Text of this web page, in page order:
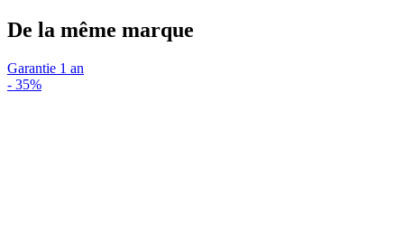
De la même marque
Garantie 1 an
- 35%